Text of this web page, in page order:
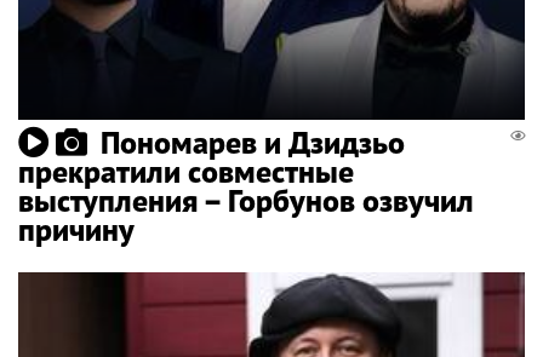
Пономарев и Дзидзьо
прекратили совместные
выступления – Горбунов озвучил
причину